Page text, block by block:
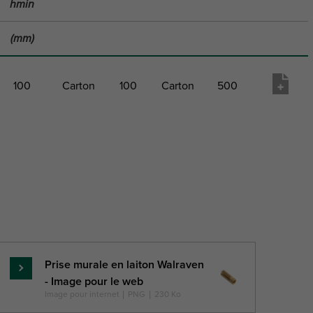
hmin
(mm)
100 Carton 100 Carton 500
savoir
plus
Prise murale en laiton Walraven
- Image pour le web
Image pour internet PNG 230 Ko